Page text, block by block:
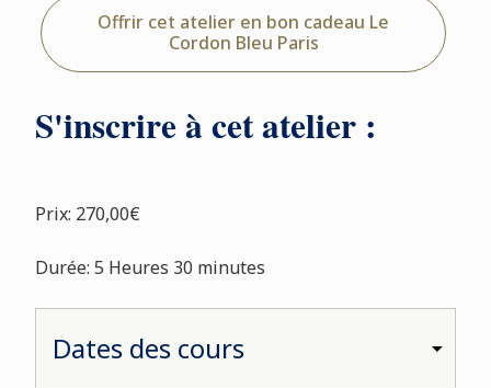
Offrir cet atelier en bon cadeau Le
Cordon Bleu Paris
S'inscrire à cet atelier :
Prix: 270,00€
Durée: 5 Heures 30 minutes